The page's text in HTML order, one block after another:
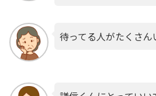
待ってる人がたくさん